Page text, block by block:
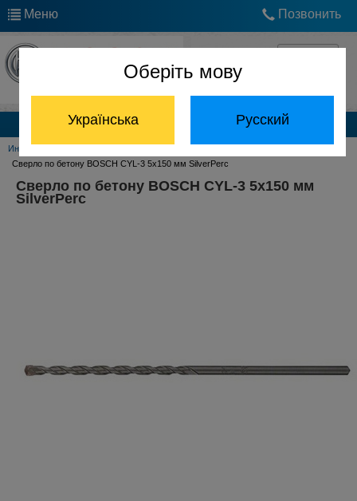
Оберіть мову
Українська Русский
Меню Позвонить
Каталог продукции
Инструмент Bosch
Сверло по бетону BOSCH CYL-3 5x150 мм SilverPerc
Сверло по бетону BOSCH CYL-3 5x150 мм
SilverPerc